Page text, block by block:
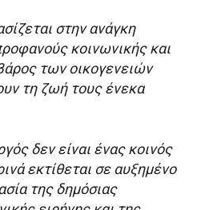
στην ανάγκη
κοινωνικής και
των οικογενειών
τη ζωή τους ένεκα
δεν είναι ένας κοινός
εκτίθεται σε αυξημένο
της δημόσιας